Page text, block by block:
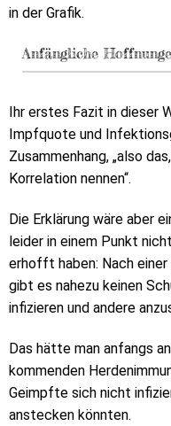
in der Grafik.
Anfängliche
Ihr erstes Fazit in dieser
Impfquote und
Zusammenhang, „also
Korrelation nennen“.
Die Erklärung wäre aber
leider in einem Punkt
erhofft haben: Nach
gibt es nahezu keinen
infizieren und andere
Das hätte man anfangs
kommenden
Geimpfte sich nicht
anstecken könnten.